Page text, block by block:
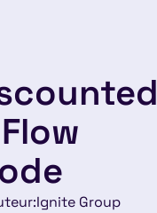
Ignite Group